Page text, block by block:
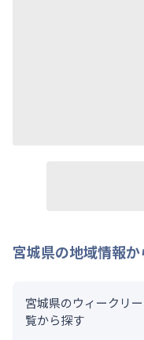
宮城県の地域情報
宮城県のウィークリ
覧から探す